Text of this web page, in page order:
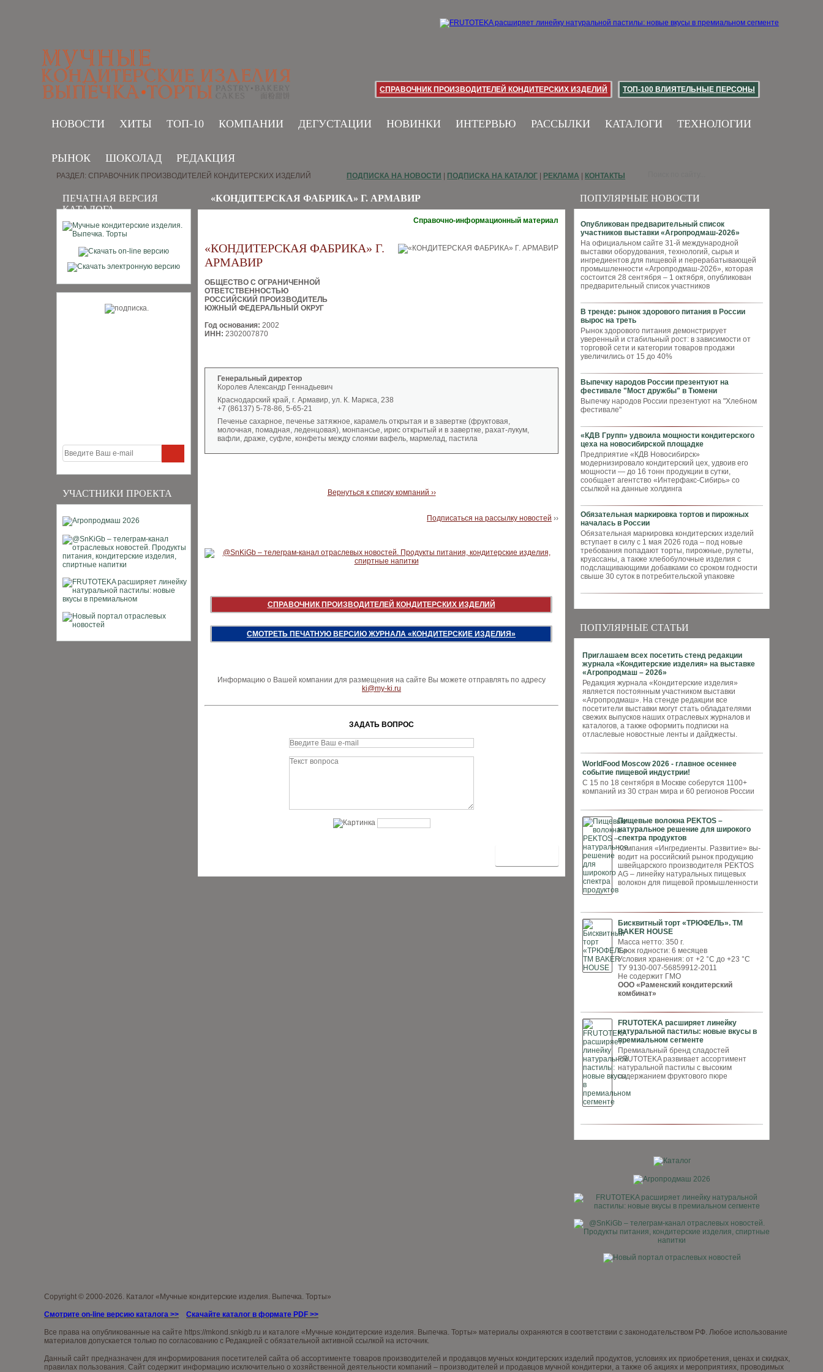
СПРАВОЧНИК ПРОИЗВОДИТЕЛЕЙ КОНДИТЕРСКИХ ИЗДЕЛИЙ ТОП-100 ВЛИЯТЕЛЬНЫЕ ПЕРСОНЫ
НОВОСТИ ХИТЫ ТОП-10 КОМПАНИИ ДЕГУСТАЦИИ НОВИНКИ ИНТЕРВЬЮ РАССЫЛКИ КАТАЛОГИ ТЕХНОЛОГИИ
РЫНОК ШОКОЛАД РЕДАКЦИЯ
ПЕЧАТНАЯ ВЕРСИЯ
КАТАЛОГА
УЧАСТНИКИ ПРОЕКТА
ПОПУЛЯРНЫЕ НОВОСТИ
Опубликован предварительный список
участников выставки «Агропродмаш-2026»
На официальном сайте 31-й международной
выставки оборудования, технологий, сырья и
ингредиентов для пищевой и перерабатывающей
промышленности «Агропродмаш-2026», которая
состоится 28 сентября – 1 октября, опубликован
предварительный список участников
В тренде: рынок здорового питания в России
вырос на треть
Рынок здорового питания демонстрирует
уверенный и стабильный рост: в зависимости от
торговой сети и категории товаров продажи
увеличились от 15 до 40%
Выпечку народов России презентуют на
фестивале "Мост дружбы" в Тюмени
Выпечку народов России презентуют на "Хлебном
фестивале"
«КДВ Групп» удвоила мощности кондитерского
цеха на новосибирской площадке
Предприятие «КДВ Новосибирск»
модернизировало кондитерский цех, удвоив его
мощности — до 16 тонн продукции в сутки,
сообщает агентство «Интерфакс-Сибирь» со
ссылкой на данные холдинга
Обязательная маркировка тортов и пирожных
началась в России
Обязательная маркировка кондитерских изделий
вступает в силу с 1 мая 2026 года – под новые
требования попадают торты, пирожные, рулеты,
круассаны, а также хлебобулочные изделия с
подслащивающими добавками со сроком годности
свыше 30 суток в потребительской упаковке
ПОПУЛЯРНЫЕ СТАТЬИ
Приглашаем всех посетить стенд редакции
журнала «Кондитерские изделия» на выставке
«Агропродмаш – 2026»
Редакция журнала «Кондитерские изделия»
является постоянным участником выставки
«Агропродмаш». На стенде редакции все
посетители выставки могут стать обладателями
свежих выпусков наших отраслевых журналов и
каталогов, а также оформить подписки на
отласлевые новостные ленты и дайджесты.
WorldFood Moscow 2026 - главное осеннее
событие пищевой индустрии!
С 15 по 18 сентября в Москве соберутся 1100+
компаний из 30 стран мира и 60 регионов России
Пищевые волокна PEKTOS –
натуральное решение для широкого
спектра продуктов
Компания «Ингредиенты. Развитие» вы­
водит на российский рынок продукцию
швей­царского производителя PEKTOS
AG – ли­нейку натуральных пищевых
волокон для пи­щевой промышленности
Бисквитный торт «ТРЮФЕЛЬ». ТМ
BAKER HOUSE
Масса нетто: 350 г.
Срок годности: 6 месяцев
Условия хранения: от +2 °С до +23 °С
ТУ 9130-007-56859912-2011
Не содержит ГМО
ООО «Раменский кондитерский
комбинат»
FRUTOTEKA расширяет линейку
натуральной пастилы: новые вкусы в
премиальном сегменте
Премиальный бренд сладостей
FRUTOTEKA развивает ассортимент
натуральной пастилы с высоким
содержанием фруктового пюре
РАЗДЕЛ: СПРАВОЧНИК ПРОИЗВОДИТЕЛЕЙ КОНДИТЕРСКИХ ИЗДЕЛИЙ ПОДПИСКА НА НОВОСТИ ПОДПИСКА НА КАТАЛОГ РЕКЛАМА КОНТАКТЫ
«КОНДИТЕРСКАЯ ФАБРИКА» Г. АРМАВИР
Справочно-информационный материал
«КОНДИТЕРСКАЯ ФАБРИКА» Г.
АРМАВИР
ОБЩЕСТВО С ОГРАНИЧЕННОЙ
ОТВЕТСТВЕННОСТЬЮ
РОССИЙСКИЙ ПРОИЗВОДИТЕЛЬ
ЮЖНЫЙ ФЕДЕРАЛЬНЫЙ ОКРУГ
Год основания: 2002
ИНН: 2302007870
Генеральный директор
Королев Александр Геннадьевич
Краснодарский край, г. Армавир, ул. К. Маркса, 238
+7 (86137) 5-78-86, 5-65-21
Печенье сахарное, печенье затяжное, карамель открытая и в завертке (фруктовая,
молочная, помадная, леденцовая), монпансье, ирис открытый и в завертке, рахат-лукум,
вафли, драже, суфле, конфеты между слоями вафель, мармелад, пастила
Вернуться к списку компаний ››
Подписаться на рассылку новостей ››
СПРАВОЧНИК ПРОИЗВОДИТЕЛЕЙ КОНДИТЕРСКИХ ИЗДЕЛИЙ
СМОТРЕТЬ ПЕЧАТНУЮ ВЕРСИЮ ЖУРНАЛА «КОНДИТЕРСКИЕ ИЗДЕЛИЯ»
Информацию о Вашей компании для размещения на сайте Вы можете отправлять по адресу
ki@my-ki.ru
ЗАДАТЬ ВОПРОС
Copyright © 2000-2026. Каталог «Мучные кондитерские изделия. Выпечка. Торты»
Смотрите on-line версию каталога >> Скачайте каталог в формате PDF >>
Все права на опубликованные на сайте https://mkond.snkigb.ru и каталоге «Мучные кондитерские изделия. Выпечка. Торты» материалы охраняются в соответствии с законодательством РФ. Любое использование
материалов допускается только по согласованию с Редакцией с обязательной активной ссылкой на источник.
Данный сайт предназначен для информирования посетителей сайта об ассортименте товаров производителей и продавцов мучных кондитерских изделий продуктов, условиях их приобретения, ценах и скидках,
правилах пользования. Сайт содержит информацию исключительно о хозяйственной деятельности компаний – производителей и продавцов мучной кондитерки, а также об акциях и мероприятиях, проводимых